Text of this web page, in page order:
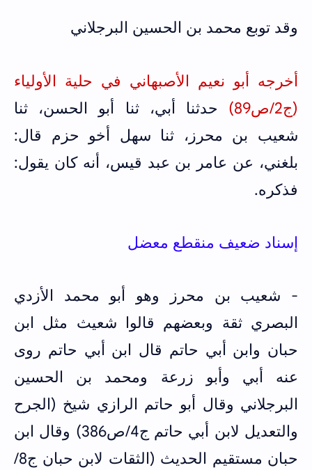
وقد توبع محمد بن الحسين البرجلاني
أخرجه أبو نعيم الأصبهاني في حلية الأولياء
(ج2/ص89)
حدثنا أبي، ثنا أبو الحسن، ثنا
شعيب بن محرز، ثنا سهل أخو حزم قال:
بلغني، عن عامر بن عبد قيس، أنه كان يقول:
فذكره.
إسناد ضعيف منقطع معضل
- شعيب بن محرز وهو أبو محمد الأزدي
البصري ثقة وبعضهم قالوا شعيث مثل ابن
حبان وابن أبي حاتم قال ابن أبي حاتم روى
عنه أبي وأبو زرعة ومحمد بن الحسين
البرجلاني وقال أبو حاتم الرازي شيخ (الجرح
والتعديل لابن أبي حاتم ج4/ص386) وقال ابن
حبان مستقيم الحديث (الثقات لابن حبان ج8/